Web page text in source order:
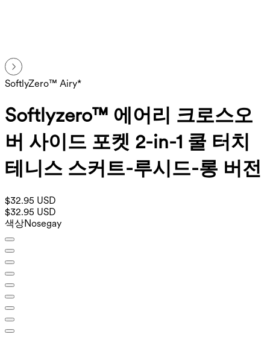
SoftlyZero™ Airy*
Softlyzero™ 에어리 크로스오
버 사이드 포켓 2-in-1 쿨 터치
테니스 스커트-루시드-롱 버전
$32.95 USD
$32.95 USD
색상Nosegay